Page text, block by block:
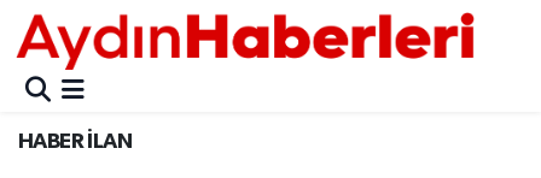
HABER İLAN
GÜNCEL
POLİTİKA
Aydın Nöbetçi Eczaneler
Aydın Hava Durumu